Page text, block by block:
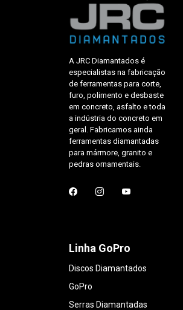
A JRC Diamantados é
especialistas na fabricação
de ferramentas para corte,
furo, polimento e desbaste
em concreto, asfalto e toda
a indústria do concreto em
geral. Fabricamos ainda
ferramentas diamantadas
para mármore, granito e
pedras ornamentais.
Linha GoPro
Discos Diamantados
GoPro
Serras Diamantadas